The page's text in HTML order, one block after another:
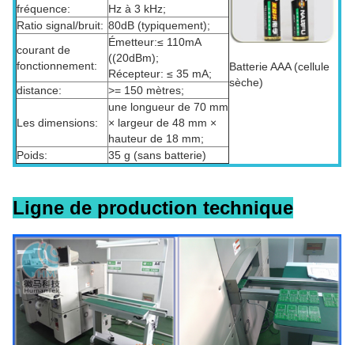
fréquence:
Hz à 3 kHz;
Ratio signal/bruit: 80dB (typiquement);
courant de
fonctionnement:
Émetteur:≤ 110mA
((20dBm);
Récepteur: ≤ 35 mA;
distance:
>= 150 mètres;
Les dimensions:
une longueur de 70 mm
× largeur de 48 mm ×
hauteur de 18 mm;
Poids:
35 g (sans batterie)
Batterie AAA (cellule
sèche)
Ligne de production technique